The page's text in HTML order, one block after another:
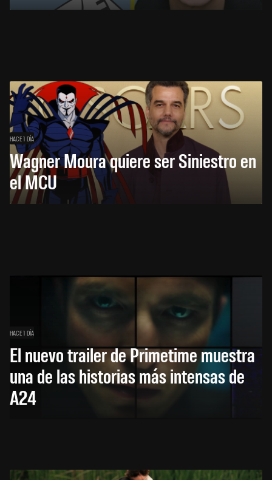
HACE 1 DÍA
Wagner Moura quiere ser Siniestro en
el MCU
HACE 1 DÍA
El nuevo trailer de Primetime muestra
una de las historias más intensas de
A24